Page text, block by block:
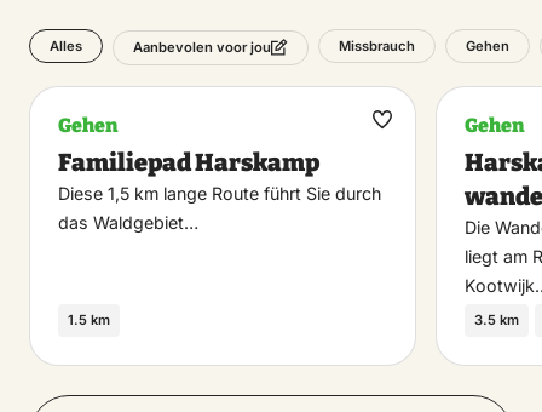
Alles Aanbevolen voor jou Missbrauch Gehen
Gehen
Familiepad Harskamp
Diese 1,5 km lange Route führt Sie durch
das Waldgebiet…
1.5 km
Maak
Gehen
Die
liegt am
3.5 km